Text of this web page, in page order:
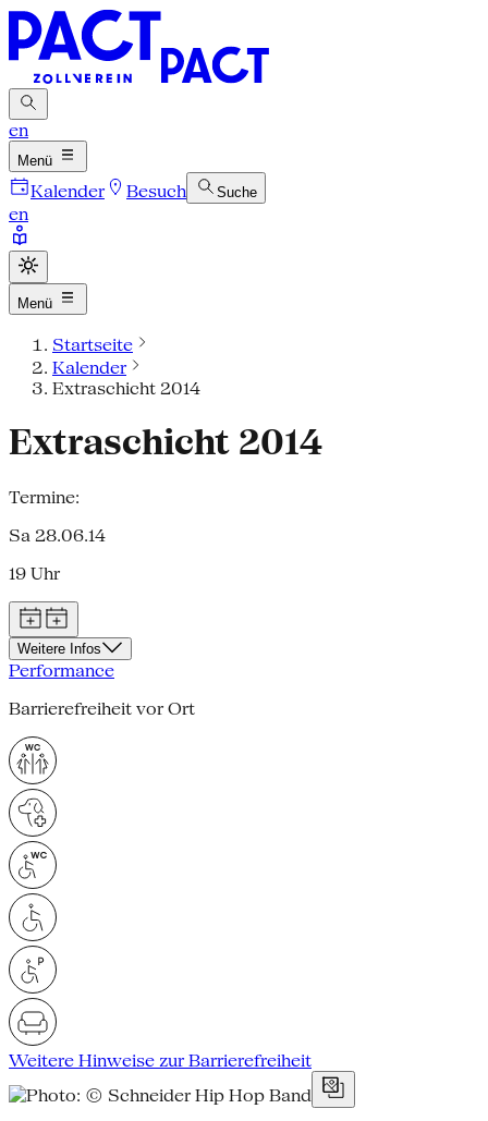
en
Menü
Kalender Besuch Suche
en
Menü
Startseite
Kalender
Extraschicht 2014
Extraschicht 2014
Termine:
Sa 28.06.14
19 Uhr
Weitere Infos
Performance
Barrierefreiheit vor Ort
Weitere Hinweise zur Barrierefreiheit